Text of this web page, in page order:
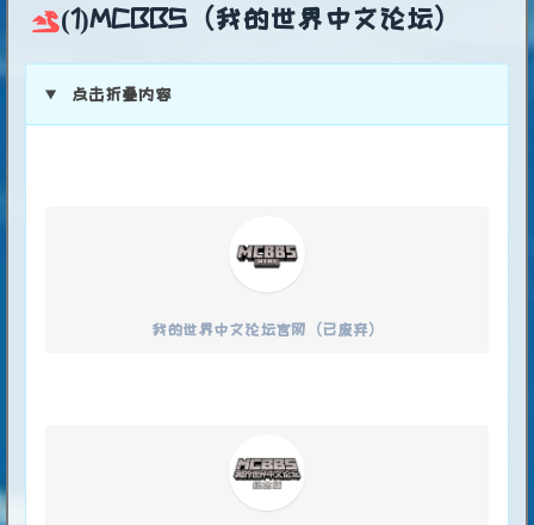
(1)MCBBS（我的世界中文论坛）
点击折叠内容
我的世界中文论坛官网（已废弃）